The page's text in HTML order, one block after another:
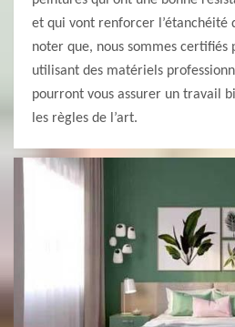
et qui vont renforcer l’étanchéité
noter que, nous sommes certifiés
utilisant des matériels
pourront vous assurer un travail
les règles de l’art.